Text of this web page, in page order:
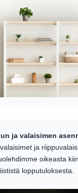
ja valaisimen
ja
oikeasta
lopputuloksesta.